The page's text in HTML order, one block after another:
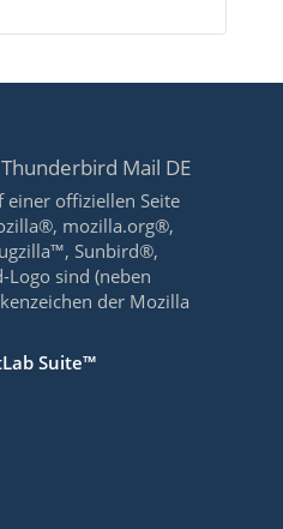
Mail DE
einer offiziellen Seite
mozilla.org®,
Sunbird®,
sind (neben
der Mozilla
Suite™